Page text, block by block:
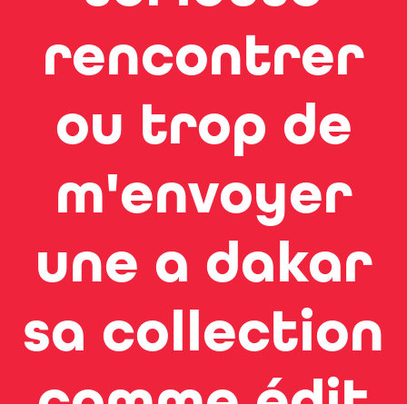
rencontrer
ou trop de
m'envoyer
une a dakar
sa collection